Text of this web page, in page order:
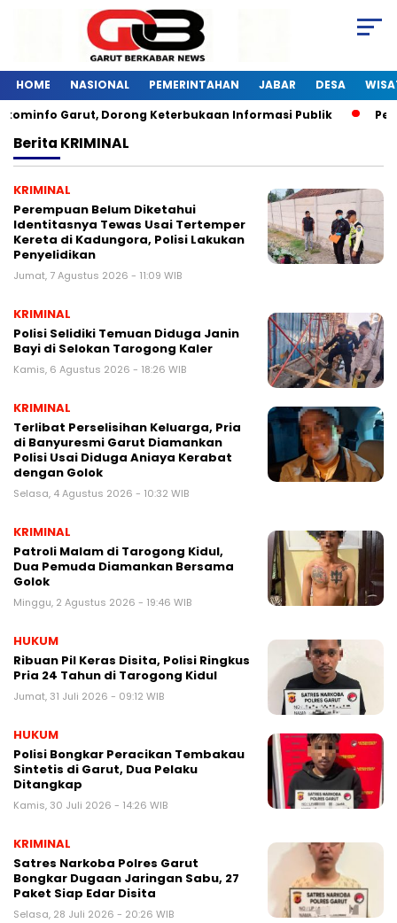
HOME NASIONAL PEMERINTAHAN JABAR DESA
Garut, Dorong Keterbukaan Informasi Publik
Berita KRIMINAL
KRIMINAL
Perempuan Belum Diketahui
Identitasnya Tewas Usai Tertemper
Kereta di Kadungora, Polisi Lakukan
Penyelidikan
Jumat, 7 Agustus 2026 - 11:09 WIB
KRIMINAL
Polisi Selidiki Temuan Diduga Janin
Bayi di Selokan Tarogong Kaler
Kamis, 6 Agustus 2026 - 18:26 WIB
KRIMINAL
Terlibat Perselisihan Keluarga, Pria
di Banyuresmi Garut Diamankan
Polisi Usai Diduga Aniaya Kerabat
dengan Golok
Selasa, 4 Agustus 2026 - 10:32 WIB
KRIMINAL
Patroli Malam di Tarogong Kidul,
Dua Pemuda Diamankan Bersama
Golok
Minggu, 2 Agustus 2026 - 19:46 WIB
HUKUM
Ribuan Pil Keras Disita, Polisi Ringkus
Pria 24 Tahun di Tarogong Kidul
Jumat, 31 Juli 2026 - 09:12 WIB
HUKUM
Polisi Bongkar Peracikan Tembakau
Sintetis di Garut, Dua Pelaku
Ditangkap
Kamis, 30 Juli 2026 - 14:26 WIB
KRIMINAL
Satres Narkoba Polres Garut
Bongkar Dugaan Jaringan Sabu, 27
Paket Siap Edar Disita
Selasa, 28 Juli 2026 - 20:26 WIB